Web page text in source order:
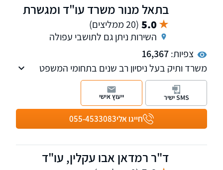
בתאל מנור משרד עו"ד ומגשרת
5.0 (20 ממליצים)
השירות ניתן גם לתושבי עפולה
צפיות:16,367
משרד ותיק בעל ניסיון רב שנים בתחומי המשפט
האזרחי. מחיקת חובות וחדלות פירעון-פשיטת רגל,
הוצל"פ וגביה. תאונות דרכים ועבודה כולל תביעת
ביטוח לאומי ועדות רפואיות. ייפוי כוח מתמשך,
חייגו אלי055-4533083
SMS ישיר ייעוץ אישי
ד"ר רמדאן אבו עקלין, עו"ד